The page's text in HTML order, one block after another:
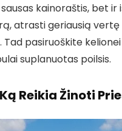
kainoraštis, bet
atrasti geriausią
pasiruoškite
suplanuotas poilsis.
Reikia Žinoti